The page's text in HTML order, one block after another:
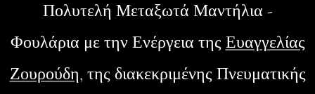
Πολυτελή Μεταξωτά Μαντήλια -
Φουλάρια με την Ενέργεια της Ευαγγελίας
Ζουρούδη, της διακεκριμένης Πνευματικής